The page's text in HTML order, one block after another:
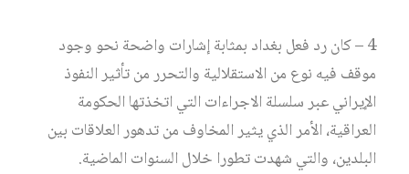
4 – كان رد فعل بغداد بمثابة إشارات واضحة نحو وجود
موقف فيه نوع من الاستقلالية والتحرر من تأثير النفوذ
الإيراني عبر سلسلة الاجراءات التي اتخذتها الحكومة
العراقية، الأمر الذي يثير المخاوف من تدهور العلاقات بين
البلدين، والتي شهدت تطورا خلال السنوات الماضية.